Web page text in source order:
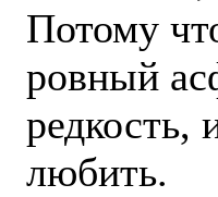
Потому
ровный
редкость,
любить.